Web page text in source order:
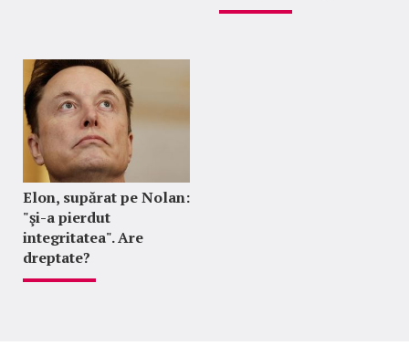
Elon, supărat pe Nolan:
"şi-a pierdut
integritatea". Are
dreptate?